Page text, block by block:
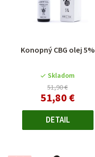
Konopný CBG olej 5%
Skladom
51,90 €
51,80 €
DETAIL